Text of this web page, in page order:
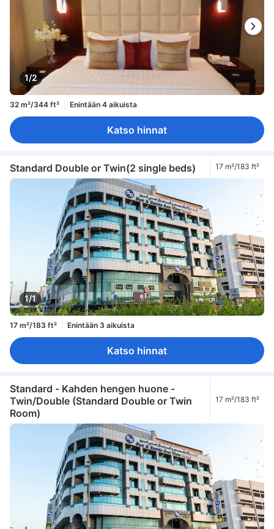
1/2
32 m²/344 ft² Enintään 4 aikuista
Katso hinnat
Standard Double or Twin(2 single beds) 17 m²/183 ft²
1/1
17 m²/183 ft² Enintään 3 aikuista
Katso hinnat
Standard - Kahden hengen huone -
Twin/Double (Standard Double or Twin
Room)
17 m²/183 ft²